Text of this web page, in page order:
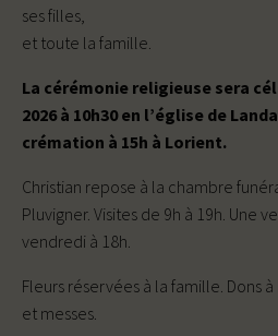
ses filles,
et toute la famille.
La cérémonie religieuse sera
2026 à 10h30 en l’église de
crémation à 15h à Lorient.
Christian repose à la chambre
Pluvigner. Visites de 9h à 19h. Une
vendredi à 18h.
Fleurs réservées à la famille. Dons
et messes.